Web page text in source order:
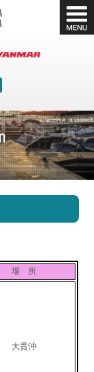
ート販売
式ブログ
場 所
大貫沖